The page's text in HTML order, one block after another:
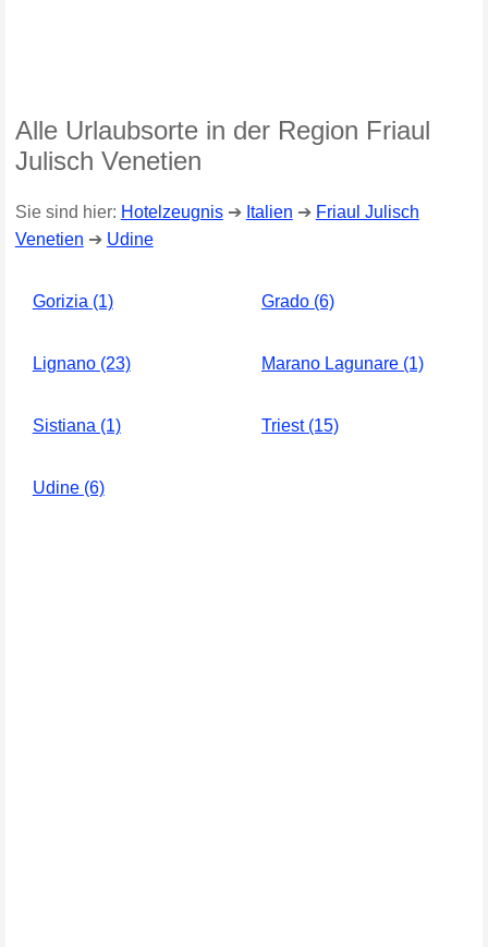
Alle Urlaubsorte in der Region Friaul
Julisch Venetien
Sie sind hier: Hotelzeugnis➔ Italien ➔ Friaul Julisch
Venetien ➔ Udine
Gorizia (1) Grado (6)
Lignano (23) Marano Lagunare (1)
Sistiana (1) Triest (15)
Udine (6)